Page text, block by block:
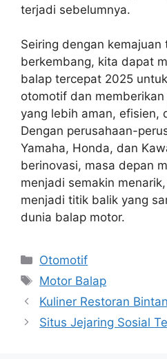
terjadi sebelumnya.
Seiring dengan
berkembang, kita dapat
balap tercepat 2025
otomotif dan
yang lebih aman, efisien,
Dengan perusahaan-
Yamaha, Honda, dan
berinovasi, masa depan
menjadi semakin
menjadi titik balik yang
dunia balap motor.
Kategori
Otomotif
Tag
Motor Balap
Kuliner Restoran
Situs Jejaring Sosial